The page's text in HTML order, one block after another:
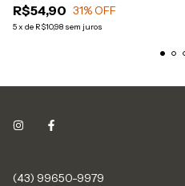
R$54,90 31% OFF
5x de R$10,98 sem juros
(43) 99650-9979